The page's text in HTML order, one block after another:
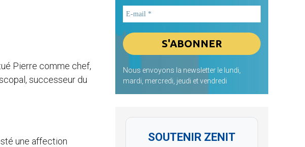
Pierre comme chef,
successeur du
une affection
Nous envoyons la newsletter le lundi,
mardi, mercredi, jeudi et vendredi
SOUTENIR ZENIT